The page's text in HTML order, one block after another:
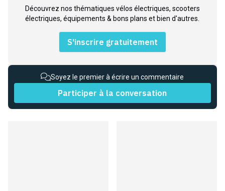
Découvrez nos thématiques vélos électriques, scooters
électriques, équipements & bons plans et bien d'autres.
S'inscrire gratuitement
Soyez le premier à écrire un commentaire
Participer à la conversation